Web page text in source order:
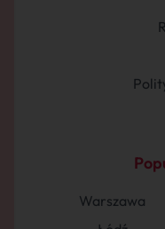
Warszawa